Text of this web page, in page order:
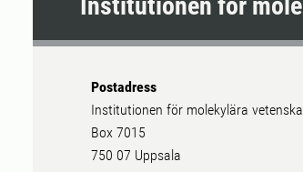
Institutionen för
Postadress
Institutionen för molekylära
Box 7015
750 07 Uppsala